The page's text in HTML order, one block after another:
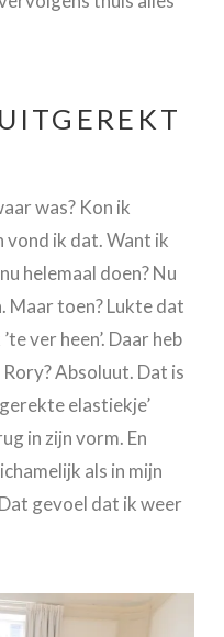
was? Kon ik
vond ik dat. Want ik
helemaal doen? Nu
Maar toen? Lukte dat
ver heen’. Daar heb
Absoluut. Dat is
elastiekje’
in zijn vorm. En
als in mijn
gevoel dat ik weer